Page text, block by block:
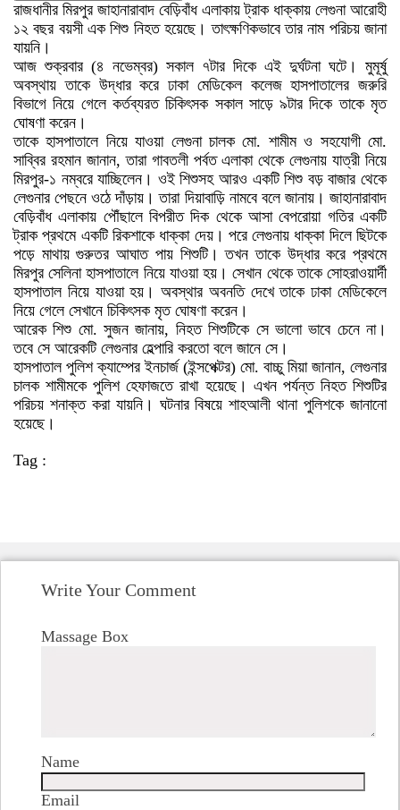
রাজধানীর মিরপুর জাহানারাবাদ বেড়িবাঁধ এলাকায় ট্রাক ধাক্কায় লেগুনা আরোহী
১২ বছর বয়সী এক শিশু নিহত হয়েছে। তাৎক্ষণিকভাবে তার নাম পরিচয় জানা
যায়নি।
আজ শুক্রবার (৪ নভেম্বর) সকাল ৭টার দিকে এই দুর্ঘটনা ঘটে। মুমূর্ষু
অবস্থায় তাকে উদ্ধার করে ঢাকা মেডিকেল কলেজ হাসপাতালের জরুরি
বিভাগে নিয়ে গেলে কর্তব্যরত চিকিৎসক সকাল সাড়ে ৯টার দিকে তাকে মৃত
ঘোষণা করেন।
তাকে হাসপাতালে নিয়ে যাওয়া লেগুনা চালক মো. শামীম ও সহযোগী মো.
সাব্বির রহমান জানান, তারা গাবতলী পর্বত এলাকা থেকে লেগুনায় যাত্রী নিয়ে
মিরপুর-১ নম্বরে যাচ্ছিলেন। ওই শিশুসহ আরও একটি শিশু বড় বাজার থেকে
লেগুনার পেছনে ওঠে দাঁড়ায়। তারা দিয়াবাড়ি নামবে বলে জানায়। জাহানারাবাদ
বেড়িবাঁধ এলাকায় পৌঁছালে বিপরীত দিক থেকে আসা বেপরোয়া গতির একটি
ট্রাক প্রথমে একটি রিকশাকে ধাক্কা দেয়। পরে লেগুনায় ধাক্কা দিলে ছিটকে
পড়ে মাথায় গুরুতর আঘাত পায় শিশুটি। তখন তাকে উদ্ধার করে প্রথমে
মিরপুর সেলিনা হাসপাতালে নিয়ে যাওয়া হয়। সেখান থেকে তাকে সোহরাওয়ার্দী
হাসপাতাল নিয়ে যাওয়া হয়। অবস্থার অবনতি দেখে তাকে ঢাকা মেডিকেলে
নিয়ে গেলে সেখানে চিকিৎসক মৃত ঘোষণা করেন।
আরেক শিশু মো. সুজন জানায়, নিহত শিশুটিকে সে ভালো ভাবে চেনে না।
তবে সে আরেকটি লেগুনার হেল্পারি করতো বলে জানে সে।
হাসপাতাল পুলিশ ক্যাম্পের ইনচার্জ (ইন্সপেক্টর) মো. বাচ্চু মিয়া জানান, লেগুনার
চালক শামীমকে পুলিশ হেফাজতে রাখা হয়েছে। এখন পর্যন্ত নিহত শিশুটির
পরিচয় শনাক্ত করা যায়নি। ঘটনার বিষয়ে শাহআলী থানা পুলিশকে জানানো
হয়েছে।
Tag :
Write Your Comment
Massage Box
Name
Email